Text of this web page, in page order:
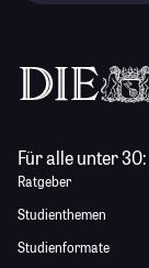
Für alle unter 30:
Ratgeber
Studienthemen
Studienformate